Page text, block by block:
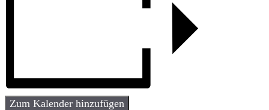
Zum Kalender hinzufügen